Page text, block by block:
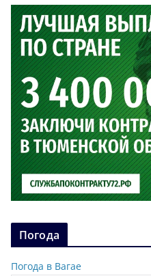
Погода
Погода в Вагае